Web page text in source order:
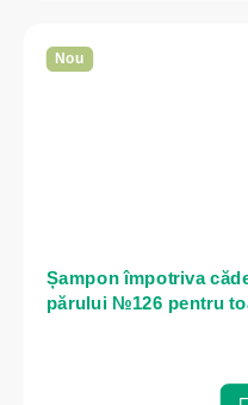
Nou
Șampon împotriva
părului №126 pentru